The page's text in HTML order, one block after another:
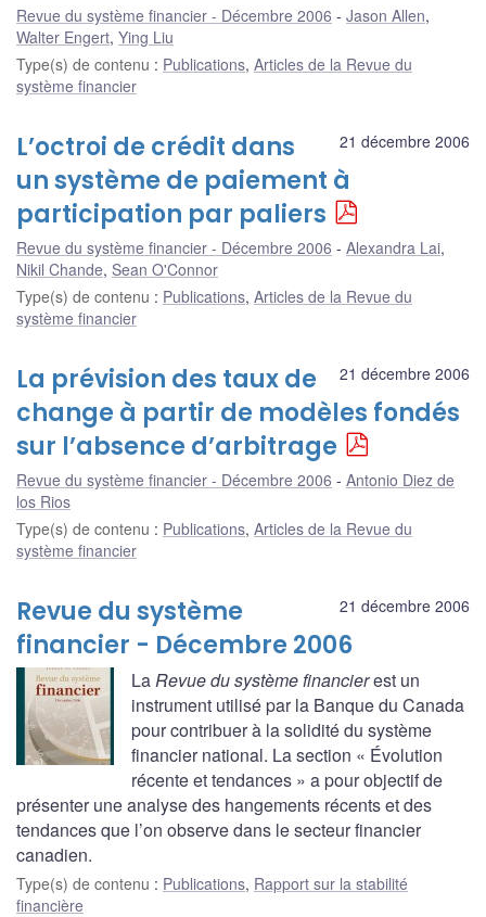
Revue du système financier - Décembre 2006 Jason Allen,
Walter Engert, Ying Liu
Type(s) de contenu : Publications, Articles de la Revue du
système financier
21 décembre 2006
L’octroi de crédit dans
un système de paiement à
participation par paliers
Revue du système financier - Décembre 2006 Alexandra Lai,
Nikil Chande, Sean O'Connor
Type(s) de contenu : Publications, Articles de la Revue du
système financier
21 décembre 2006
La prévision des taux de
change à partir de modèles fondés
sur l’absence d’arbitrage
Revue du système financier - Décembre 2006
Antonio Diez de
los Rios
Type(s) de contenu : Publications, Articles de la Revue du
système financier
21 décembre 2006
Revue du système
financier - Décembre 2006
LaRevue du système financierest un
instrument utilisé par la Banque du Canada
pour contribuer à la solidité du système
financier national. La section « Évolution
récente et tendances » a pour objectif de
présenter une analyse des hangements récents et des
tendances que l’on observe dans le secteur financier
canadien.
Type(s) de contenu : Publications, Rapport sur la stabilité
financière